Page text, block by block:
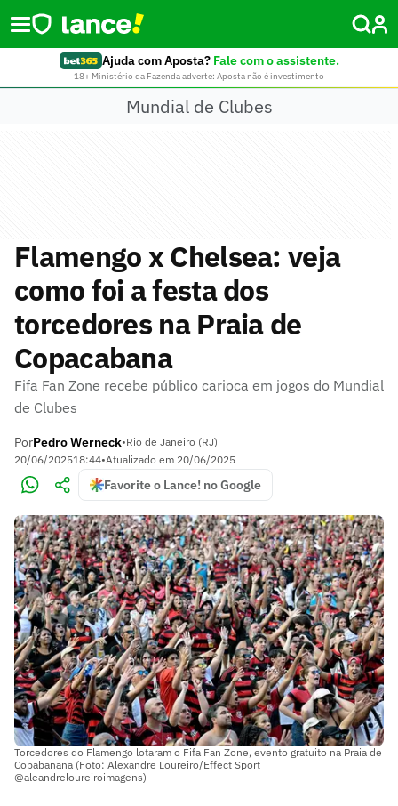
Ajuda com Aposta? Fale com o assistente.
18+ Ministério da Fazenda adverte: Aposta não é investimento
Mundial de Clubes
Flamengo x Chelsea: veja
como foi a festa dos
torcedores na Praia de
Copacabana
Fifa Fan Zone recebe público carioca em jogos do Mundial
de Clubes
PorPedro Werneck•Rio de Janeiro (RJ)
20/06/202518:44•Atualizado em 20/06/2025
Favorite o Lance! no Google
Torcedores do Flamengo lotaram o Fifa Fan Zone, evento gratuito na Praia de
Copabanana (Foto: Alexandre Loureiro/Effect Sport
@aleandreloureiroimagens)